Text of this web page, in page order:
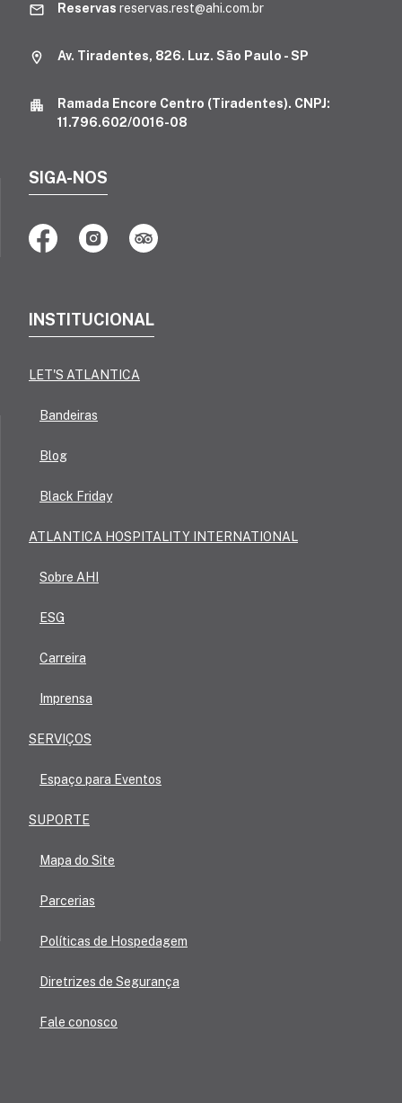
Reservas reservas.rest@ahi.com.br
Av. Tiradentes, 826. Luz. São Paulo - SP
Ramada Encore Centro (Tiradentes). CNPJ:
11.796.602/0016-08
SIGA-NOS
INSTITUCIONAL
LET'S ATLANTICA
Bandeiras
Blog
Black Friday
ATLANTICA HOSPITALITY INTERNATIONAL
Sobre AHI
ESG
Carreira
Imprensa
SERVIÇOS
Espaço para Eventos
SUPORTE
Mapa do Site
Parcerias
Políticas de Hospedagem
Diretrizes de Segurança
Fale conosco